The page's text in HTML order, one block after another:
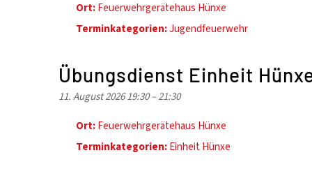
Ort: Feuerwehrgerätehaus Hünxe
Terminkategorien:Jugendfeuerwehr
Übungsdienst Einheit
11. August 2026 19:30–21:30
Ort: Feuerwehrgerätehaus Hünxe
Terminkategorien: Einheit Hünxe